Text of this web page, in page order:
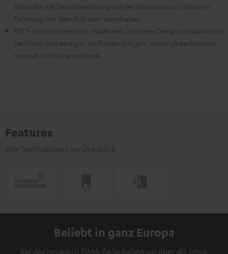
Schraube mit Gewindebohrung auf der Unterseite zur sicheren
Fixierung von Standfuß oder Wandhalter
FSC®-zertifiziertes Holz, modernes, zeitloses Design mit satinierter
Lackfront und wertigen Stoffabdeckungen, messingbeschichtete,
massive Schraubanschlüsse
Features
Alle Technologien im Überblick
Beliebt in ganz Europa
Bei der neuen ULTIMA-Serie haben wir über 40 Jahre